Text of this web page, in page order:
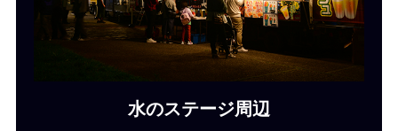
水のステージ周辺